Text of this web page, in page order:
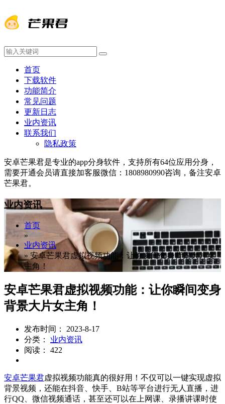
首页
下载软件
功能简介
常见问题
更新日志
业内资讯
联系我们
隐私政策
安卓芒果君是专业的app分身软件，支持所有64位应用分身，
需要开通会员请直接加客服微信：1808980990咨询，备注安卓
芒果君。
业内资讯
首页
»
业内资讯
» 安卓芒果君虚拟视频功能：让你瞬间变身背景大片女
主角！
安卓芒果君虚拟视频功能：让你瞬间变身
背景大片女主角！
发布时间： 2023-8-17
分类： 业内资讯
阅读： 422
安卓芒果君虚拟视频功能真的很好用！不仅可以一键实现虚拟
背景视频，还能在抖音、快手、B站等平台进行无人直播，进
行QQ、微信视频通话，甚至还可以在上网课、录播讲课时使